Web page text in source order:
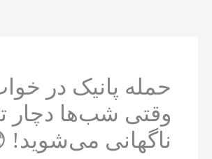
حمله پانیک در
وقتی شب‌ها دچار
ناگهانی می‌شوید!